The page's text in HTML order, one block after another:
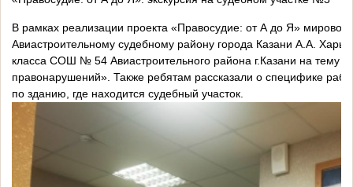
В рамках реализации проекта «Правосудие: от А до Я» мировой
Авиастроительному судебному району города Казани А.А.
класса СОШ № 54 Авиастроительного района г.Казани на тему
правонарушений». Также ребятам рассказали о специфике
по зданию, где находится судебный участок.